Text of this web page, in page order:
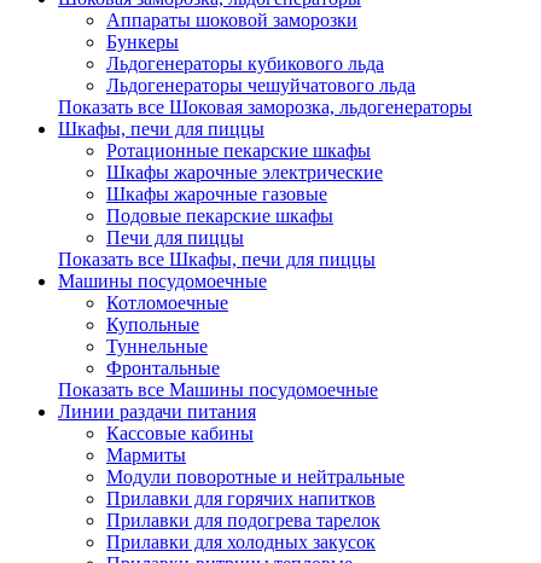
Аппараты шоковой заморозки
Бункеры
Льдогенераторы кубикового льда
Льдогенераторы чешуйчатового льда
Показать все Шоковая заморозка, льдогенераторы
Шкафы, печи для пиццы
Ротационные пекарские шкафы
Шкафы жарочные электрические
Шкафы жарочные газовые
Подовые пекарские шкафы
Печи для пиццы
Показать все Шкафы, печи для пиццы
Машины посудомоечные
Котломоечные
Купольные
Туннельные
Фронтальные
Показать все Машины посудомоечные
Линии раздачи питания
Кассовые кабины
Мармиты
Модули поворотные и нейтральные
Прилавки для горячих напитков
Прилавки для подогрева тарелок
Прилавки для холодных закусок